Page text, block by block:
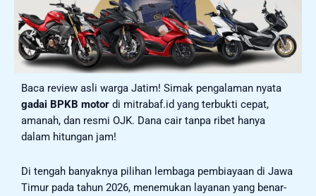
Baca review asli warga Jatim! Simak pengalaman nyata
gadai BPKB motor di mitrabaf.id yang terbukti cepat,
amanah, dan resmi OJK. Dana cair tanpa ribet hanya
dalam hitungan jam!
Di tengah banyaknya pilihan lembaga pembiayaan di Jawa
Timur pada tahun 2026, menemukan layanan yang benar-